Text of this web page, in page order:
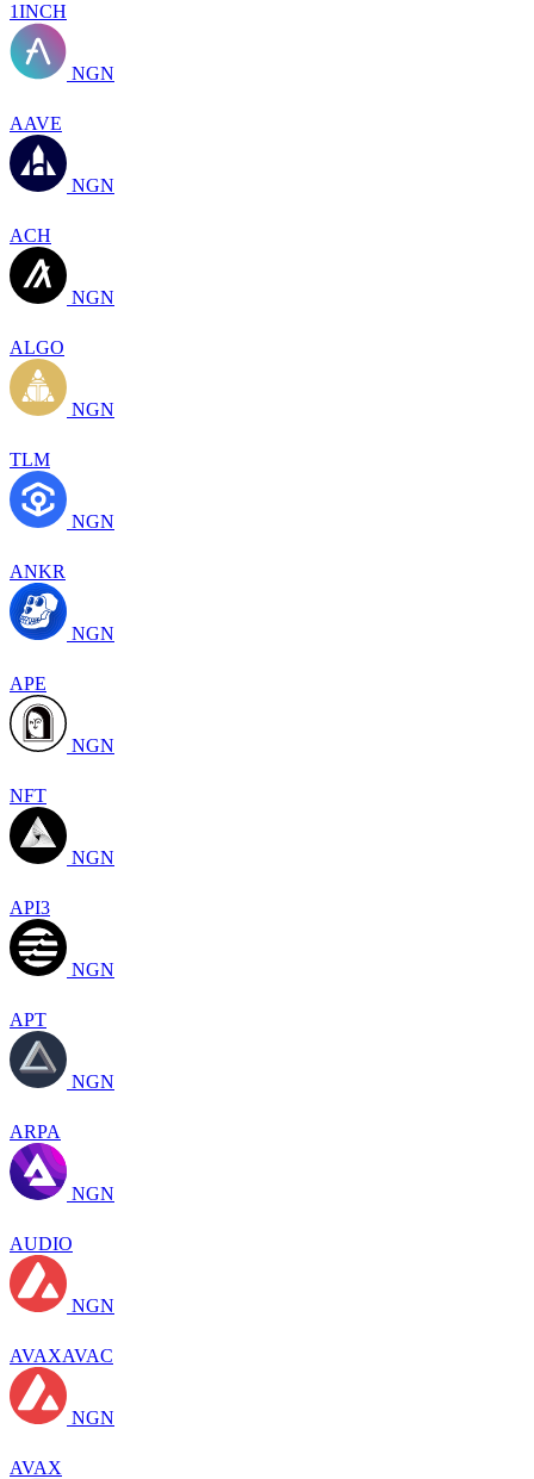
1INCH
NGN
AAVE
NGN
ACH
NGN
ALGO
NGN
TLM
NGN
ANKR
NGN
APE
NGN
NFT
NGN
API3
NGN
APT
NGN
ARPA
NGN
AUDIO
NGN
AVAXAVAC
NGN
AVAX